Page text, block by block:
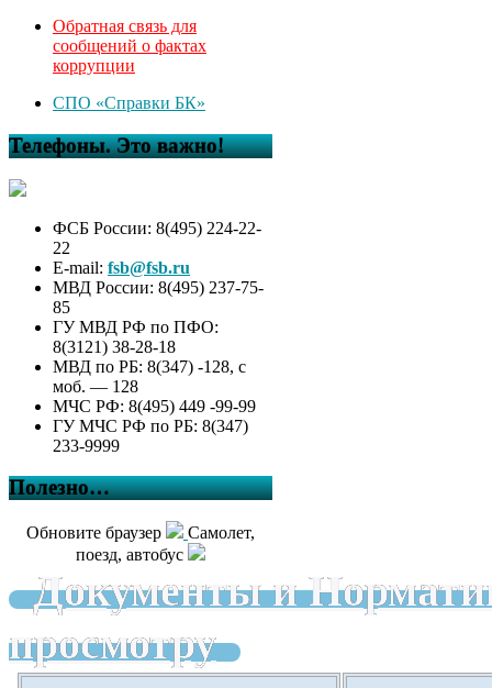
Обратная связь для
сообщений о фактах
коррупции
СПО «Справки БК»
Телефоны. Это важно!
ФСБ России: 8(495) 224-22-
22
E-mail: fsb@fsb.ru
МВД России: 8(495) 237-75-
85
ГУ МВД РФ по ПФО:
8(3121) 38-28-18
МВД по РБ: 8(347) -128, с
моб. — 128
МЧС РФ: 8(495) 449 -99-99
ГУ МЧС РФ по РБ: 8(347)
233-9999
Полезно…
Обновите браузер
Самолет,
поезд, автобус
Документы и
просмотру